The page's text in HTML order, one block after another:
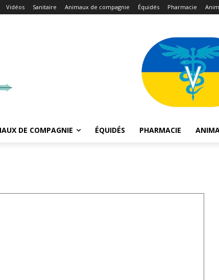
Vidéos Sanitaire Animaux de compagnie Équidés Pharmacie
DE COMPAGNIE ÉQUIDÉS PHARMACIE